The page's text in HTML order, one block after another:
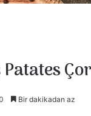
Patates
Bir dakikadan az